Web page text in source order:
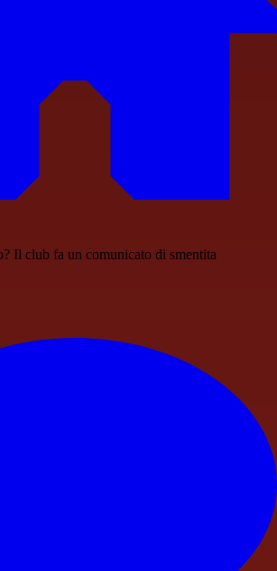
Il club fa un comunicato di smentita